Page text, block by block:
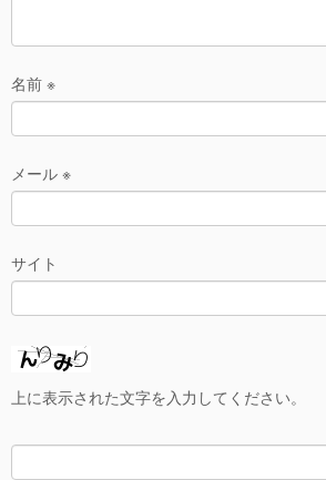
名前 ※
メール ※
サイト
上に表示された文字を入力してください。